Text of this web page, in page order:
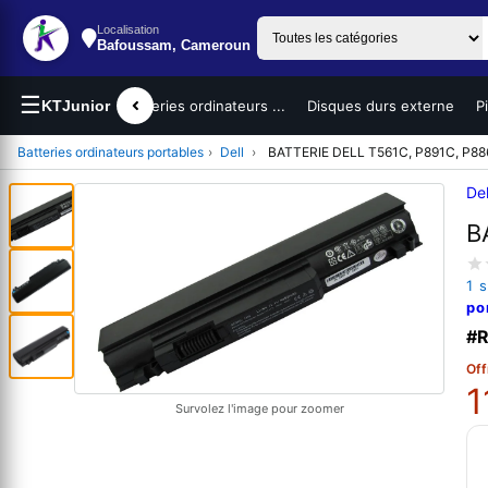
Localisation
Bafoussam, Cameroun
☰KTJunior
portables Batteries ordinateurs ... Disques durs externe
Batteries ordinateurs portables › Dell › BATTERIE DELL T561C, P891C,
Survolez l'image pour zoomer
1